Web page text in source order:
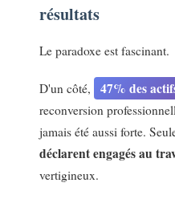
résultats
Le paradoxe est fascinant.
D'un côté, 47% des
reconversion
jamais été aussi forte.
déclarent engagés au
vertigineux.